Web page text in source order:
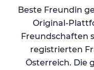
Beste Freundin
Original-
Freundschaften
registrierten
Österreich. Die